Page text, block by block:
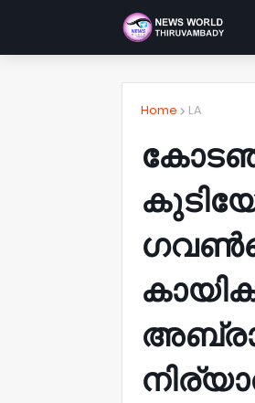
Home LA